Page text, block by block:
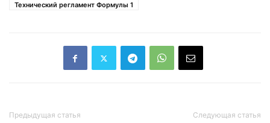
Технический регламент Формулы 1
Предыдущая статья Следующая статья